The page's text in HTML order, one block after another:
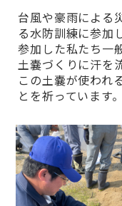
台風や豪雨による
る水防訓練に参加
参加した私たち一
土嚢づくりに汗を
この土嚢が使われ
とを祈っています。